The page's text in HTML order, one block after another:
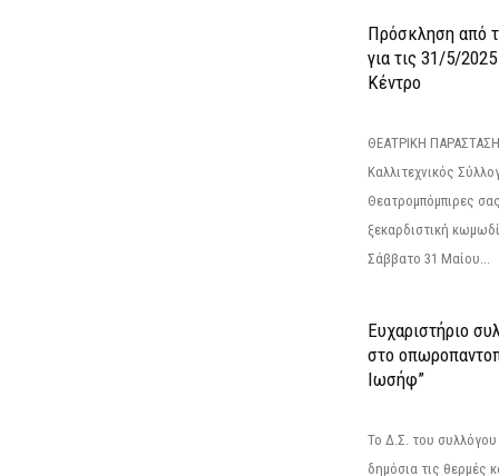
Πρόσκληση από
για τις 31/5/
Κέντρο
ΘΕΑΤΡΙΚΗ ΠΑΡΑΣΤΑΣΗ
Καλλιτεχνικός
Θεατρομπόμπιρες
ξεκαρδιστική
Σάββατο 31 Μαίου...
Ευχαριστήριο
στο
Ιωσήφ”
Το Δ.Σ. του
δημόσια τις θερμές